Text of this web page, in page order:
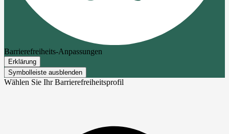
Barrierefreiheits-Anpassungen
Erklärung
Symbolleiste ausblenden
Wählen Sie Ihr Barrierefreiheitsprofil